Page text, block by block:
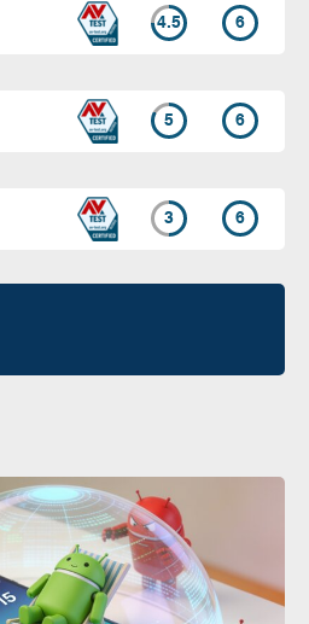
4.5 6
5 6
3 6